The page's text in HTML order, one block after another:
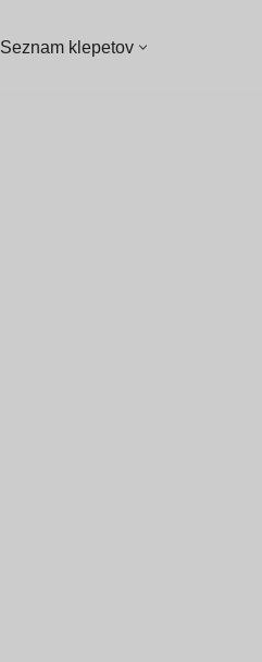
Seznam klepetov